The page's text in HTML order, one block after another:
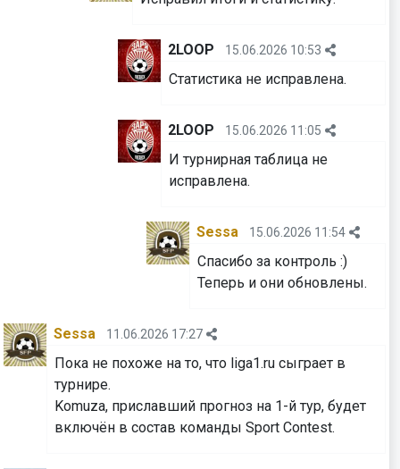
2LOOP 15.06.2026 10:53
Статистика не исправлена.
2LOOP 15.06.2026 11:05
И турнирная таблица не
исправлена.
Sessa 15.06.2026 11:54
Спасибо за контроль :)
⁠⁠⁠⁠⁠⁠⁠Теперь и они обновлены.
Sessa 11.06.2026 17:27
Пока не похоже на то, что liga1.ru сыграет в
турнире.
Komuza, приславший прогноз на 1-й тур, будет
включён в состав команды Sport Contest.